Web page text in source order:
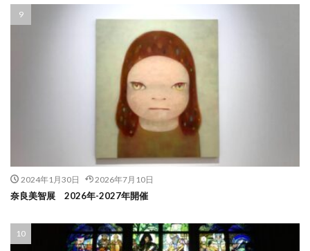
2024年1月30日 2026年7月10日
奈良美智展 2026年-2027年開催